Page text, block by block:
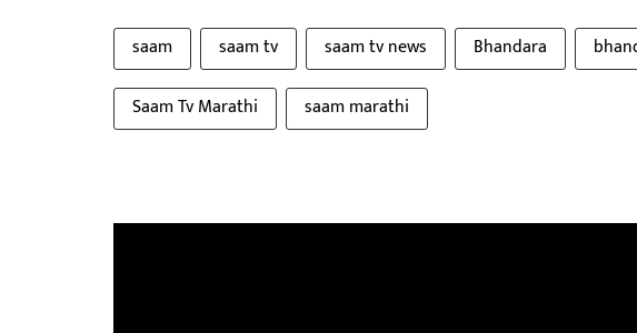
saam saam tv saam tv news Bhandara
Saam Tv Marathi
saam marathi